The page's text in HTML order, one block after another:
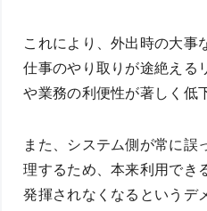
これにより、外出時の大事
仕事のやり取りが途絶える
や業務の利便性が著しく低
また、システム側が常に誤
理するため、本来利用でき
発揮されなくなるというデ